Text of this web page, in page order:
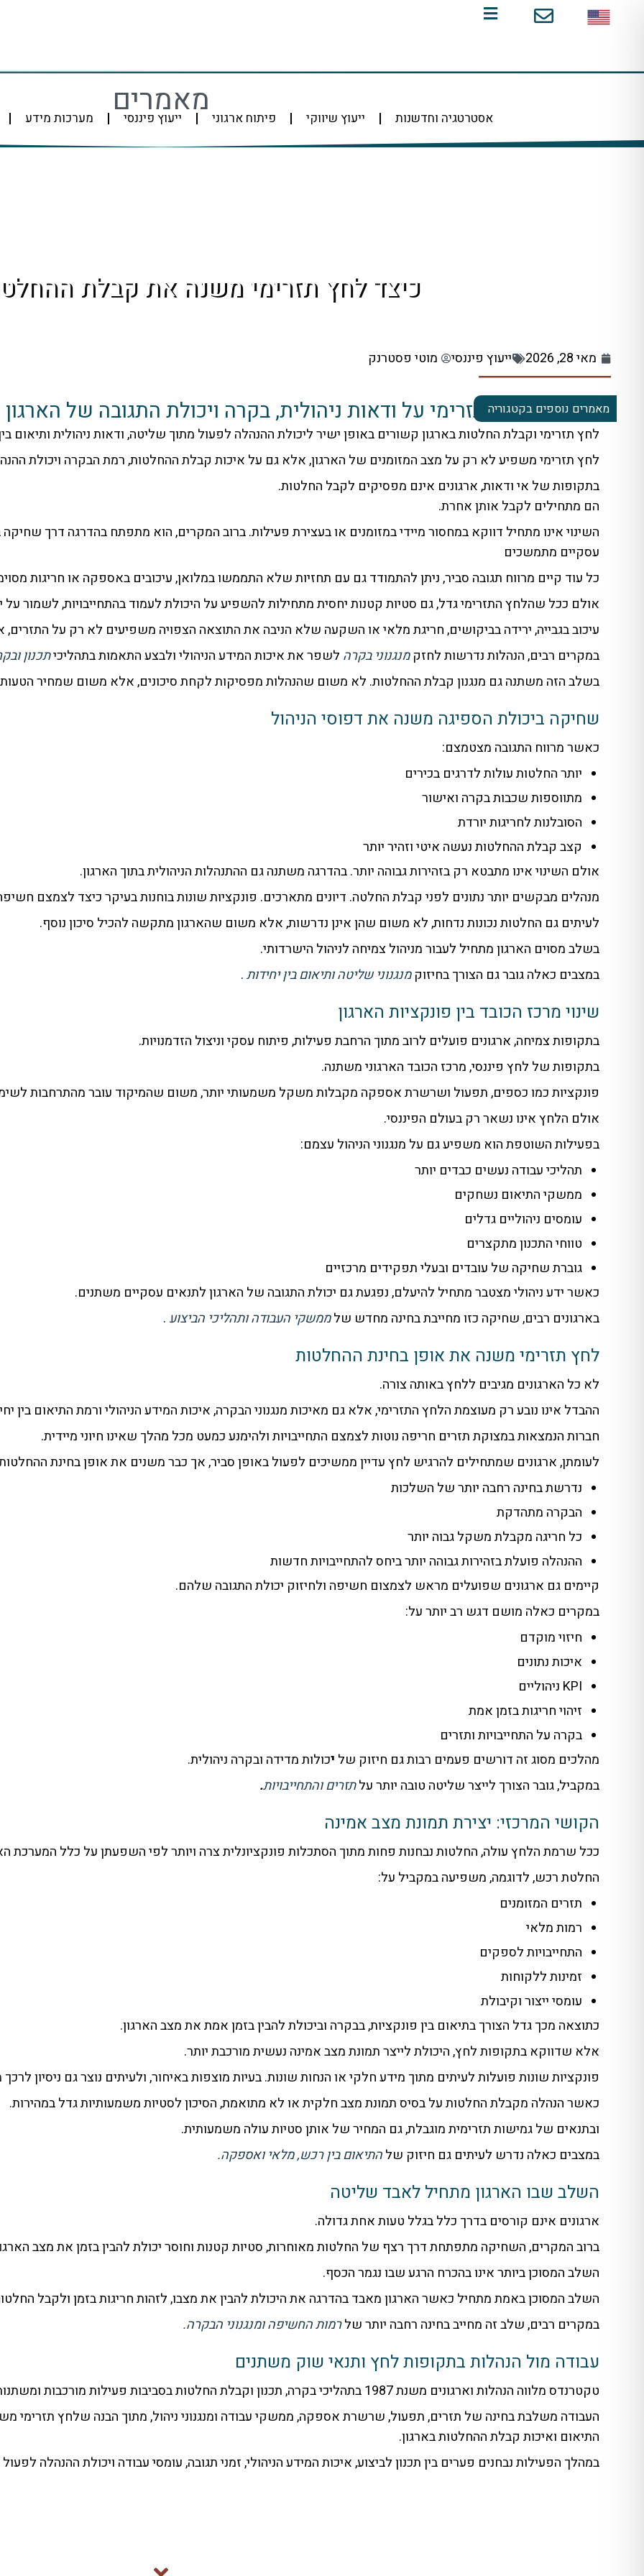
מאמרים אסטרטגיה וחדשנות ייעוץ שיווקי פיתוח ארגוני ייעוץ פיננסי מערכות מידע
כיצד לחץ תזרימי משנה את קבלת
מאי 28, 2026 ייעוץ פיננסי מוטי פסטרנק
השפעת לחץ תזרימי על ודאות ניהולית, בקרה ויכולת התגובה של הארגון
לחץ תזרימי וקבלת החלטות בארגון קשורים באופן ישיר ליכולת ההנהלה לפעול מתוך שליטה, ודאות ניהולית ותיאום
לחץ תזרימי משפיע לא רק על מצב המזומנים של הארגון, אלא גם על איכות קבלת ההחלטות, רמת הבקרה ויכולת
בתקופות של אי ודאות, ארגונים אינם מפסיקים לקבל החלטות.
הם מתחילים לקבל אותן אחרת.
השינוי אינו מתחיל דווקא במחסור מיידי במזומנים או בעצירת פעילות. ברוב המקרים, הוא מתפתח בהדרגה דרך
עסקיים מתמשכים
כל עוד קיים מרווח תגובה סביר, ניתן להתמודד גם עם תחזיות שלא התממשו במלואן, עיכובים באספקה או חריגות
אולם ככל שהלחץ התזרימי גדל, גם סטיות קטנות יחסית מתחילות להשפיע על היכולת לעמוד בהתחייבויות, לשמור
עיכוב בגבייה, ירידה בביקושים, חריגת מלאי או השקעה שלא הניבה את התוצאה הצפויה משפיעים לא רק על התזרים,
במקרים רבים, הנהלות נדרשות לחזקמנגנוני בקרה לשפר את איכות המידע הניהולי ולבצע התאמות בתהליכיתכנון
בשלב הזה משתנה גם מנגנון קבלת ההחלטות. לא משום שהנהלות מפסיקות לקחת סיכונים, אלא משום שמחיר
שחיקה ביכולת הספיגה משנה את דפוסי הניהול
כאשר מרווח התגובה מצטמצם:
יותר החלטות עולות לדרגים בכירים
מתווספות שכבות בקרה ואישור
הסובלנות לחריגות יורדת
קצב קבלת ההחלטות נעשה איטי וזהיר יותר
אולם השינוי אינו מתבטא רק בזהירות גבוהה יותר. בהדרגה משתנה גם ההתנהלות הניהולית בתוך הארגון.
מנהלים מבקשים יותר נתונים לפני קבלת החלטה. דיונים מתארכים. פונקציות שונות בוחנות בעיקר כיצד לצמצם
לעיתים גם החלטות נכונות נדחות, לא משום שהן אינן נדרשות, אלא משום שהארגון מתקשה להכיל סיכון נוסף.
בשלב מסוים הארגון מתחיל לעבור מניהול צמיחה לניהול הישרדותי.
במצבים כאלה גובר גם הצורך בחיזוקמנגנוני שליטה ותיאום בין יחידות.
שינוי מרכז הכובד בין פונקציות הארגון
בתקופות צמיחה, ארגונים פועלים לרוב מתוך הרחבת פעילות, פיתוח עסקי וניצול הזדמנויות.
בתקופות של לחץ פיננסי, מרכז הכובד הארגוני משתנה.
פונקציות כמו כספים, תפעול ושרשרת אספקה מקבלות משקל משמעותי יותר, משום שהמיקוד עובר מהתרחבות
אולם הלחץ אינו נשאר רק בעולם הפיננסי.
בפעילות השוטפת הוא משפיע גם על מנגנוני הניהול עצמם:
תהליכי עבודה נעשים כבדים יותר
ממשקי התיאום נשחקים
עומסים ניהוליים גדלים
טווחי התכנון מתקצרים
גוברת שחיקה של עובדים ובעלי תפקידים מרכזיים
כאשר ידע ניהולי מצטבר מתחיל להיעלם, נפגעת גם יכולת התגובה של הארגון לתנאים עסקיים משתנים.
בארגונים רבים, שחיקה כזו מחייבת בחינה מחדש שלממשקי העבודה ותהליכי הביצוע.
לחץ תזרימי משנה את אופן בחינת ההחלטות
לא כל הארגונים מגיבים ללחץ באותה צורה.
ההבדל אינו נובע רק מעוצמת הלחץ התזרימי, אלא גם מאיכות מנגנוני הבקרה, איכות המידע הניהולי ורמת התיאום בין
חברות הנמצאות במצוקת תזרים חריפה נוטות לצמצם התחייבויות ולהימנע כמעט מכל מהלך שאינו חיוני מיידית.
לעומתן, ארגונים שמתחילים להרגיש לחץ עדיין ממשיכים לפעול באופן סביר, אך כבר משנים את אופן בחינת
נדרשת בחינה רחבה יותר של השלכות
הבקרה מתהדקת
כל חריגה מקבלת משקל גבוה יותר
ההנהלה פועלת בזהירות גבוהה יותר ביחס להתחייבויות חדשות
קיימים גם ארגונים שפועלים מראש לצמצום חשיפה ולחיזוק יכולת התגובה שלהם.
במקרים כאלה מושם דגש רב יותר על:
חיזוי מוקדם
איכות נתונים
KPI ניהוליים
זיהוי חריגות בזמן אמת
בקרה על התחייבויות ותזרים
מהלכים מסוג זה דורשים פעמים רבות גם חיזוק של יכולות מדידה ובקרה ניהולית.
במקביל, גובר הצורך לייצר שליטה טובה יותר עלתזרים והתחייבויות.
הקושי המרכזי: יצירת תמונת מצב אמינה
ככל שרמת הלחץ עולה, החלטות נבחנות פחות מתוך הסתכלות פונקציונלית צרה ויותר לפי השפעתן על כלל המערכת
החלטת רכש, לדוגמה, משפיעה במקביל על:
תזרים המזומנים
רמות מלאי
התחייבויות לספקים
זמינות ללקוחות
עומסי ייצור וקיבולת
כתוצאה מכך גדל הצורך בתיאום בין פונקציות, בבקרה וביכולת להבין בזמן אמת את מצב הארגון.
אלא שדווקא בתקופות לחץ, היכולת לייצר תמונת מצב אמינה נעשית מורכבת יותר.
פונקציות שונות פועלות לעיתים מתוך מידע חלקי או הנחות שונות. בעיות מוצפות באיחור, ולעיתים נוצר גם ניסיון
כאשר הנהלה מקבלת החלטות על בסיס תמונת מצב חלקית או לא מתואמת, הסיכון לסטיות משמעותיות גדל במהירות.
ובתנאים של גמישות תזרימית מוגבלת, גם המחיר של אותן סטיות עולה משמעותית.
במצבים כאלה נדרש לעיתים גם חיזוק שלהתיאום בין רכש, מלאי ואספקה.
השלב שבו הארגון מתחיל לאבד שליטה
ארגונים אינם קורסים בדרך כלל בגלל טעות אחת גדולה.
ברוב המקרים, השחיקה מתפתחת דרך רצף של החלטות מאוחרות, סטיות קטנות וחוסר יכולת להבין בזמן את מצב
השלב המסוכן ביותר אינו בהכרח הרגע שבו נגמר הכסף.
השלב המסוכן באמת מתחיל כאשר הארגון מאבד בהדרגה את היכולת להבין את מצבו, לזהות חריגות בזמן ולקבל
במקרים רבים, שלב זה מחייב בחינה רחבה יותר שלרמות החשיפה ומנגנוני הבקרה.
עבודה מול הנהלות בתקופות לחץ ותנאי שוק משתנים
טקטרנדס מלווה הנהלות וארגונים משנת 1987 בתהליכי בקרה, תכנון וקבלת החלטות בסביבות פעילות מורכבות ומשתנות.
העבודה משלבת בחינה של תזרים, תפעול, שרשרת אספקה, ממשקי עבודה ומנגנוני ניהול, מתוך הבנה שלחץ תזרימי
התיאום ואיכות קבלת ההחלטות בארגון.
במהלך הפעילות נבחנים פערים בין תכנון לביצוע, איכות המידע הניהולי, זמני תגובה, עומסי עבודה ויכולת ההנהלה
מאמרים נוספים בקטגוריה